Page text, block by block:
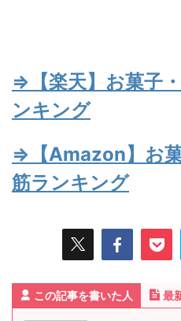
⇒【楽天】お菓子
ンキング
⇒【Amazon】お
筋ランキング
この記事を書いた人 最